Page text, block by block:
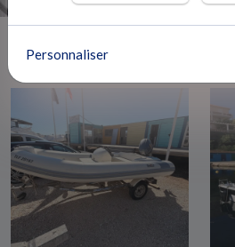
Personnaliser